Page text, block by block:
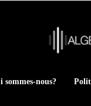
sommes-nous?